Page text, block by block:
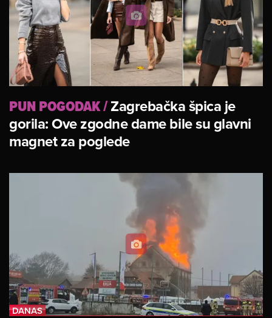
PUN POGODAK/Zagrebačka špica je
gorila: Ove zgodne dame bile su glavni
magnet za poglede